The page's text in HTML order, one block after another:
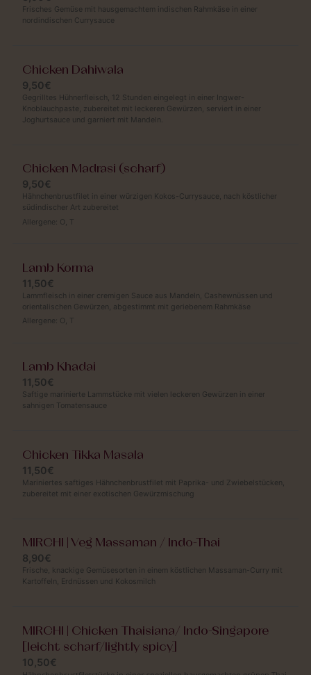
Frisches Gemüse mit hausgemachtem indischen Rahmkäse in einer
nordindischen Currysauce
Chicken Dahiwala
9,50€
Gegrilltes Hühnerfleisch, 12 Stunden eingelegt in einer Ingwer-
Knoblauchpaste, zubereitet mit leckeren Gewürzen, serviert in einer
Joghurtsauce und garniert mit Mandeln.
Chicken Madrasi (scharf)
9,50€
Hähnchenbrustfilet in einer würzigen Kokos-Currysauce, nach köstlicher
südindischer Art zubereitet
Allergene: O, T
Lamb Korma
11,50€
Lammfleisch in einer cremigen Sauce aus Mandeln, Cashewnüssen und
orientalischen Gewürzen, abgestimmt mit geriebenem Rahmkäse
Allergene: O, T
Lamb Khadai
11,50€
Saftige marinierte Lammstücke mit vielen leckeren Gewürzen in einer
sahnigen Tomatensauce
Chicken Tikka Masala
11,50€
Mariniertes saftiges Hähnchenbrustfilet mit Paprika- und Zwiebelstücken,
zubereitet mit einer exotischen Gewürzmischung
MIRCHI | Veg Massaman / Indo-Thai
8,90€
Frische, knackige Gemüsesorten in einem köstlichen Massaman-Curry mit
Kartoffeln, Erdnüssen und Kokosmilch
MIRCHI | Chicken Thaisiana/ Indo-Singapore
[leicht scharf/lightly spicy]
10,50€